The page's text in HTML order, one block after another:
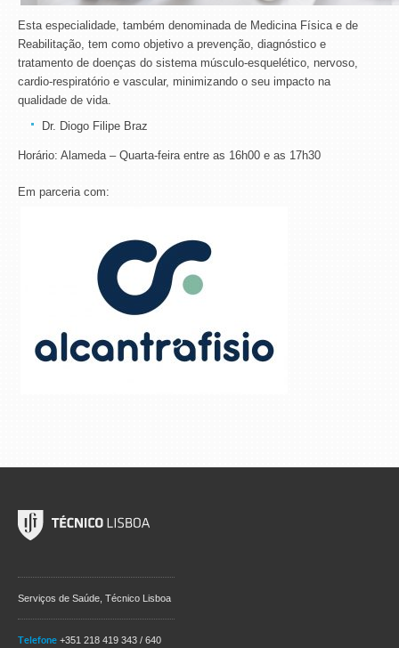
Esta especialidade, também denominada de Medicina Física e de
Reabilitação, tem como objetivo a prevenção, diagnóstico e
tratamento de doenças do sistema músculo-esquelético, nervoso,
cardio-respiratório e vascular, minimizando o seu impacto na
qualidade de vida.
Dr. Diogo Filipe Braz
Horário: Alameda – Quarta-feira entre as 16h00 e as 17h30
Em parceria com:
Serviços de Saúde, Técnico Lisboa
Telefone +351 218 419 343 / 640